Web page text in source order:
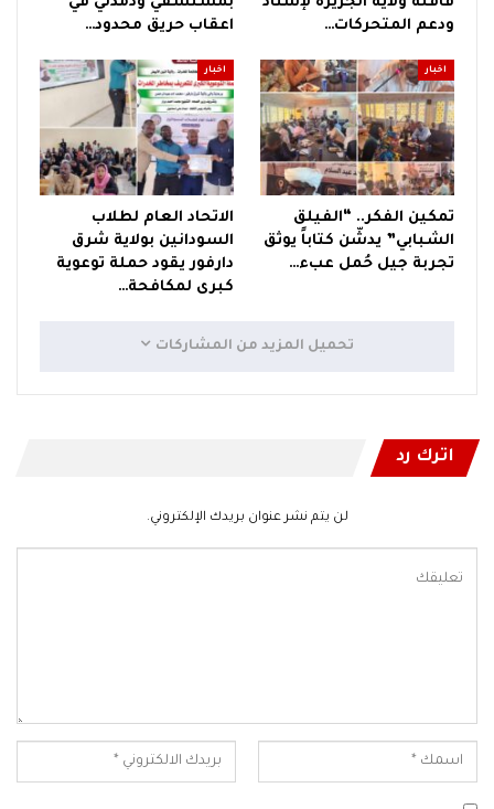
ودعم المتحركات…
اعقاب حريق محدود…
اخبار
تمكين الفكر.. “الفيلق
الشبابي” يدشّن كتاباً يوثق
تجربة جيل حُمل عبء…
اخبار
الاتحاد العام لطلاب
السودانين بولاية شرق
دارفور يقود حملة توعوية
كبرى لمكافحة…
تحميل المزيد من المشاركات
اترك رد
لن يتم نشر عنوان بريدك الإلكتروني.